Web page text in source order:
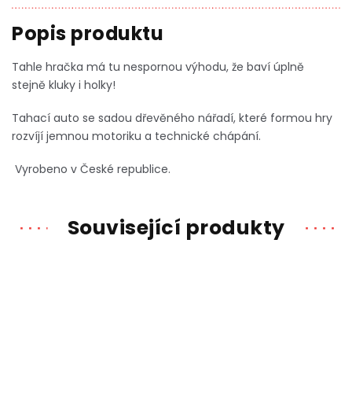
Tahle hračka má tu nespornou výhodu, že baví úplně
stejně kluky i holky!
Tahací auto se sadou dřevěného nářadí, které formou hry
rozvíjí jemnou motoriku a technické chápání.
Vyrobeno v České republice.
Související produkty